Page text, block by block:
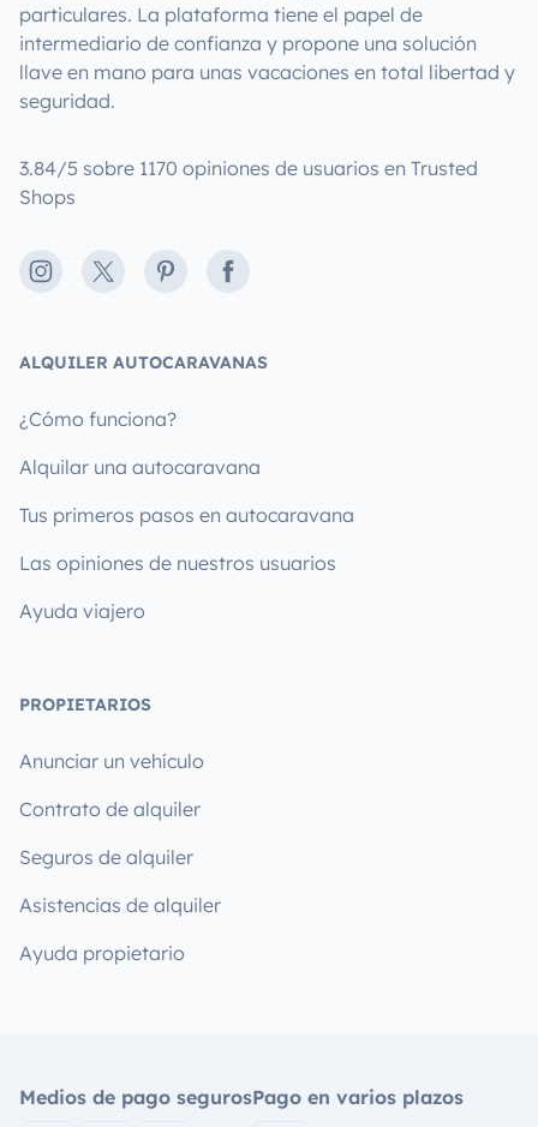
particulares. La plataforma tiene el papel de
intermediario de confianza y propone una solución
llave en mano para unas vacaciones en total libertad y
seguridad.
3.84/5 sobre 1170 opiniones de usuarios en Trusted
Shops
Instagram
X PinterestFacebook
ALQUILER AUTOCARAVANAS
¿Cómo funciona?
Alquilar una autocaravana
Tus primeros pasos en autocaravana
Las opiniones de nuestros usuarios
Ayuda viajero
PROPIETARIOS
Anunciar un vehículo
Contrato de alquiler
Seguros de alquiler
Asistencias de alquiler
Ayuda propietario
Medios de pago segurosPago en varios plazos